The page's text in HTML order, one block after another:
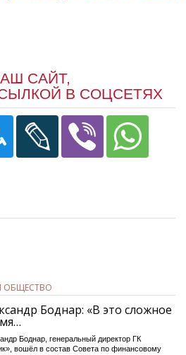
САЙТ,
В СОЦСЕТЯХ
ОБЩЕСТВО
Боднар: «В это сложное
Боднар, генеральный директор ГК
вошёл в состав Совета по финансовому